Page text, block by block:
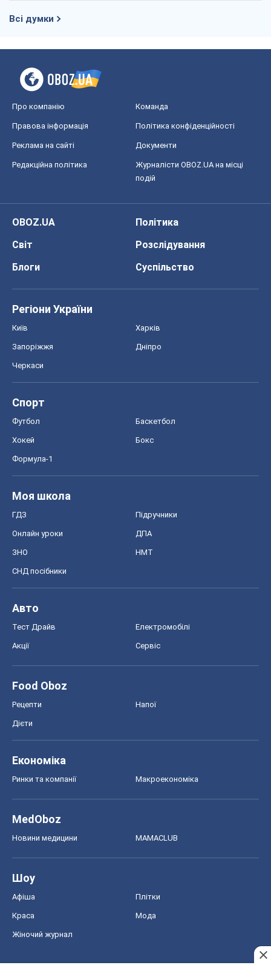
Всі думки
Про компанію Команда
Правова інформація Політика конфіденційності
Реклама на сайті Документи
Редакційна політика
Журналісти OBOZ.UA на місці
подій
OBOZ.UA
Політика
Світ
Розслідування
Блоги
Суспільство
Регіони України
Київ Харків
Запоріжжя Дніпро
Черкаси
Спорт
Футбол Баскетбол
Хокей Бокс
Формула-1
Моя школа
ГДЗ Підручники
Онлайн уроки ДПА
ЗНО НМТ
СНД посібники
Авто
Тест Драйв Електромобілі
Акції Сервіс
Food Oboz
Рецепти Напої
Дієти
Економіка
Ринки та компанії Макроекономіка
MedOboz
Новини медицини MAMACLUB
Шоу
Афіша Плітки
Краса Мода
Жіночий журнал